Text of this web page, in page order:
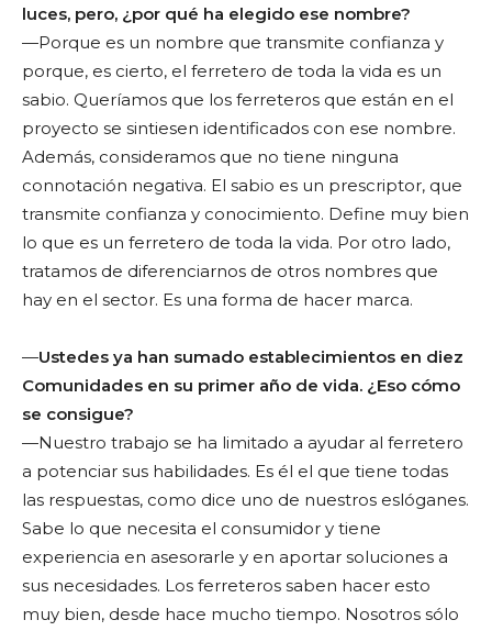
luces, pero, ¿por qué ha elegido ese nombre?
—Porque es un nombre que transmite confianza y
porque, es cierto, el ferretero de toda la vida es un
sabio. Queríamos que los ferreteros que están en el
proyecto se sintiesen identificados con ese nombre.
Además, consideramos que no tiene ninguna
connotación negativa. El sabio es un prescriptor, que
transmite confianza y conocimiento. Define muy bien
lo que es un ferretero de toda la vida. Por otro lado,
tratamos de diferenciarnos de otros nombres que
hay en el sector. Es una forma de hacer marca.
—Ustedes ya han sumado establecimientos en diez
Comunidades en su primer año de vida. ¿Eso cómo
se consigue?
—Nuestro trabajo se ha limitado a ayudar al ferretero
a potenciar sus habilidades. Es él el que tiene todas
las respuestas, como dice uno de nuestros eslóganes.
Sabe lo que necesita el consumidor y tiene
experiencia en asesorarle y en aportar soluciones a
sus necesidades. Los ferreteros saben hacer esto
muy bien, desde hace mucho tiempo. Nosotros sólo